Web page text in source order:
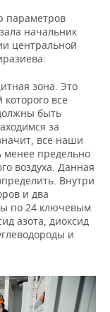
параметров
начальник
центральной
зона. Это
все
быть
за
все наши
предельно
воздуха. Данная
Внутри
и два
по 24 ключевым
азота, диоксид
и